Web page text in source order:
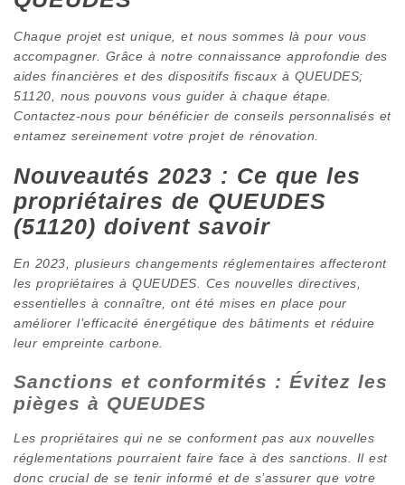
Chaque projet est unique, et nous sommes là pour vous
accompagner. Grâce à notre connaissance approfondie des
aides financières et des dispositifs fiscaux à QUEUDES;
51120, nous pouvons vous guider à chaque étape.
Contactez-nous pour bénéficier de conseils personnalisés et
entamez sereinement votre projet de rénovation.
Nouveautés 2023 : Ce que les
propriétaires de QUEUDES
(51120) doivent savoir
En 2023, plusieurs changements réglementaires affecteront
les propriétaires à QUEUDES. Ces nouvelles directives,
essentielles à connaître, ont été mises en place pour
améliorer l’efficacité énergétique des bâtiments et réduire
leur empreinte carbone.
Sanctions et conformités : Évitez les
pièges à QUEUDES
Les propriétaires qui ne se conforment pas aux nouvelles
réglementations pourraient faire face à des sanctions. Il est
donc crucial de se tenir informé et de s’assurer que votre